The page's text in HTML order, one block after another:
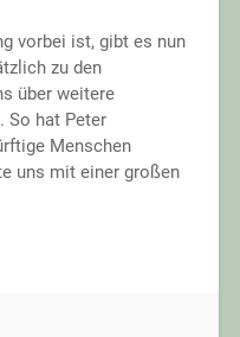
vorbei ist, gibt es nun
zu den
über weitere
So hat Peter
Menschen
uns mit einer großen